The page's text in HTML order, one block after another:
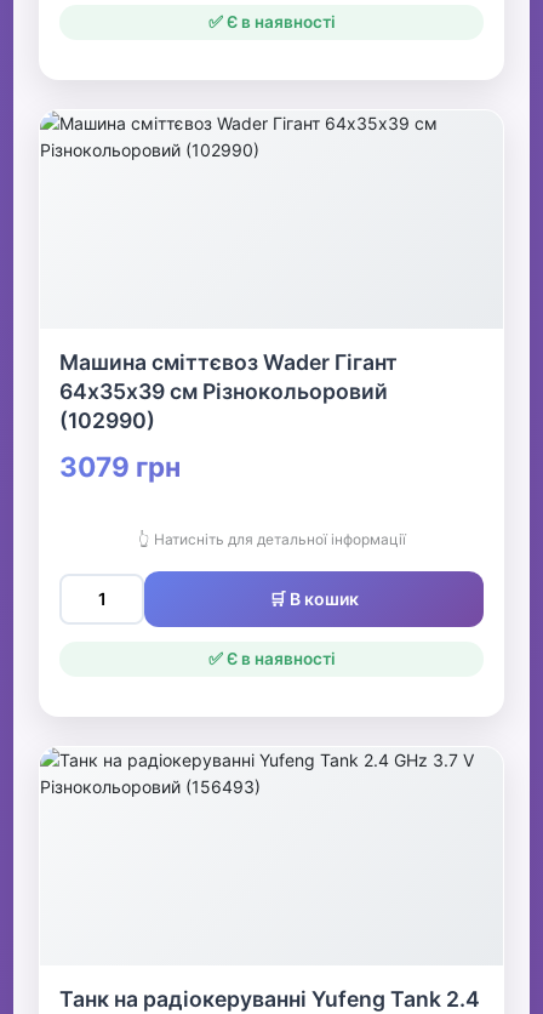
✅ Є в наявності
Машина сміттєвоз Wader Гігант
64х35х39 см Різнокольоровий
(102990)
3079 грн
👆 Натисніть для детальної інформації
🛒 В кошик
✅ Є в наявності
Танк на радіокеруванні Yufeng Tank 2.4